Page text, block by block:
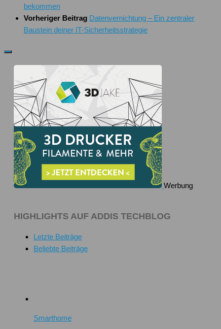
bekommen
Vorheriger Beitrag Datenvernichtung – Ein zentraler
Baustein deiner IT-Sicherheitsstrategie
Werbung
HIGHLIGHTS AUF ADDIS TECHBLOG
Letzte Beiträge
Beliebte Beiträge
Smarthome